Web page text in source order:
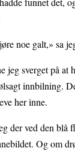
noe galt,» sa
jeg sverget på at
innbilning.
her inne.
der ved den blå
Og om